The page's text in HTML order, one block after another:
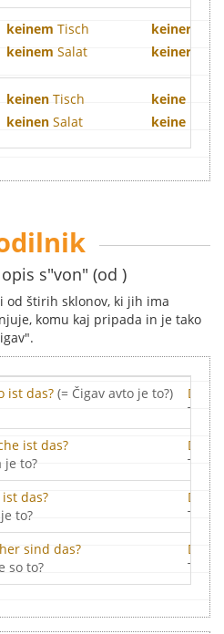
keinem Tisch
keinem Salat
keiner
keiner Idee
keinen Tisch
keinen Salat
keine
keine Idee
s"von" (od )
od štirih sklonov, ki jih ima
komu kaj pripada in je tako
ist das? (= Čigav avto je to?)
Das
To je
ist das?
je to?
Das
To je
das?
to?
Das
To je
sind das?
so to?
Das
To